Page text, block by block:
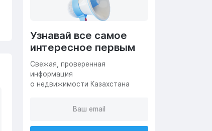
Узнавай все самое
интересное первым
Cвежая, проверенная
информация
о недвижимости Казахстана